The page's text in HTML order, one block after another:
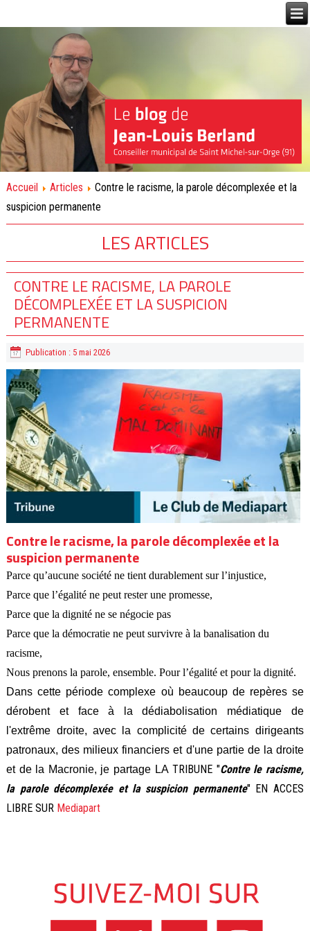
Accueil Articles
Contre le racisme, la parole décomplexée et la
suspicion permanente
LES ARTICLES
CONTRE LE RACISME, LA PAROLE
DÉCOMPLEXÉE ET LA SUSPICION
PERMANENTE
Publication : 5 mai 2026
Contre le racisme, la parole décomplexée et la
suspicion permanente
Parce qu’aucune société ne tient durablement sur l’injustice,
Parce que l’égalité ne peut rester une promesse,
Parce que la dignité ne se négocie pas
Parce que la démocratie ne peut survivre à la banalisation du
racisme,
Nous prenons la parole, ensemble. Pour l’égalité et pour la dignité.
Dans cette période complexe où beaucoup de repères se
dérobent et face à la dédiabolisation médiatique de
l'extrême droite, avec la complicité de certains dirigeants
patronaux, des milieux financiers et d'une partie de la droite
et de la Macronie, je partage LATRIBUNE "Contre le racisme,
la parole décomplexée et la suspicion permanente" EN ACCES
LIBRE SUR Mediapart